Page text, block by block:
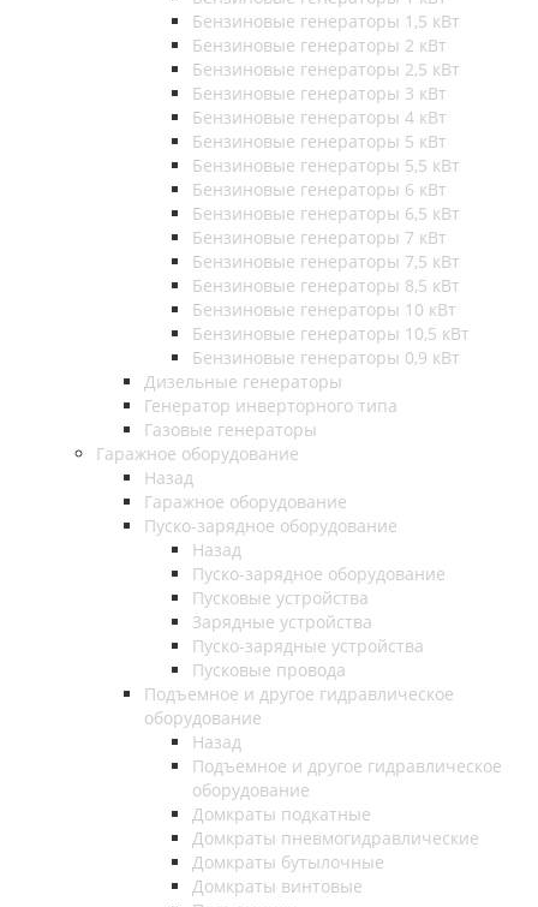
Бензиновые генераторы 1,5 кВт
Бензиновые генераторы 2 кВт
Бензиновые генераторы 2,5 кВт
Бензиновые генераторы 3 кВт
Бензиновые генераторы 4 кВт
Бензиновые генераторы 5 кВт
Бензиновые генераторы 5,5 кВт
Бензиновые генераторы 6 кВт
Бензиновые генераторы 6,5 кВт
Бензиновые генераторы 7 кВт
Бензиновые генераторы 7,5 кВт
Бензиновые генераторы 8,5 кВт
Бензиновые генераторы 10 кВт
Бензиновые генераторы 10,5 кВт
Бензиновые генераторы 0,9 кВт
Дизельные генераторы
Генератор инверторного типа
Газовые генераторы
Гаражное оборудование
Назад
Гаражное оборудование
Пуско-зарядное оборудование
Назад
Пуско-зарядное оборудование
Пусковые устройства
Зарядные устройства
Пуско-зарядные устройства
Пусковые провода
Подъемное и другое гидравлическое
оборудование
Назад
Подъемное и другое гидравлическое
оборудование
Домкраты подкатные
Домкраты пневмогидравлические
Домкраты бутылочные
Домкраты винтовые